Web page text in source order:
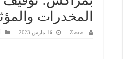
المخدرات
Zwawi 16 مارس 2023